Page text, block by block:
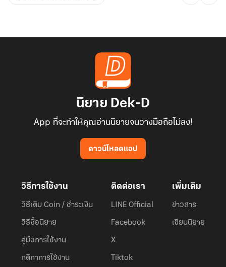
นิยาย Dek-D
App ที่จะทำให้คุณอ่านนิยายจนวางมือถือไม่ลง!
ดาวน์โหลดแอป
วิธีการใช้งาน
วิธีเติม Coin / ชำระเงิน
วิธีซื้อนิยาย
คู่มือการใช้งาน
กติกาการใช้งาน
ติดต่อเรา
LINE Official
Facebook
X
Tiktok
เพิ่มเติม
ข่าวสาร
เขียนนิยาย